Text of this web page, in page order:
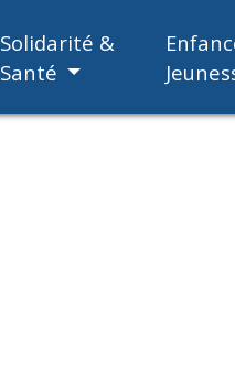
Solidarité &
Santé